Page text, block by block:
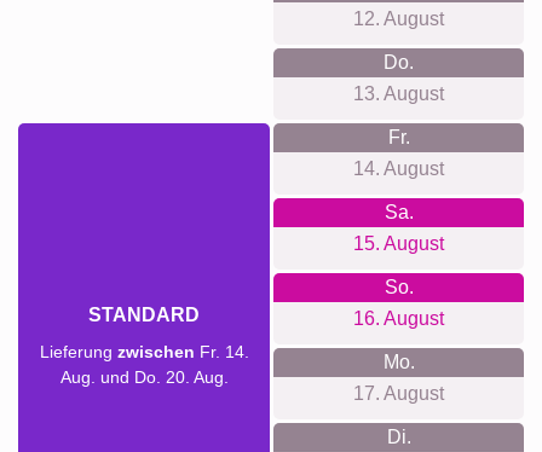
12. August
Do.
13. August
STANDARD
Lieferung zwischen Fr. 14.
Aug. und Do. 20. Aug.
Fr.
14. August
Sa.
15. August
So.
16. August
Mo.
17. August
Di.